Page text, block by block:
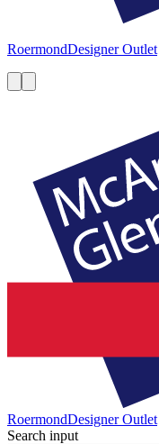
RoermondDesigner Outlet
RoermondDesigner Outlet
Search input